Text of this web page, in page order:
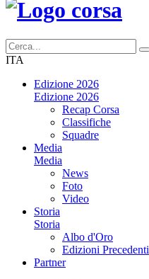
ITA
Edizione 2026
Edizione 2026
Recap Corsa
Classifiche
Squadre
Media
Media
News
Foto
Video
Storia
Storia
Albo d'Oro
Edizioni Precedenti
Partner